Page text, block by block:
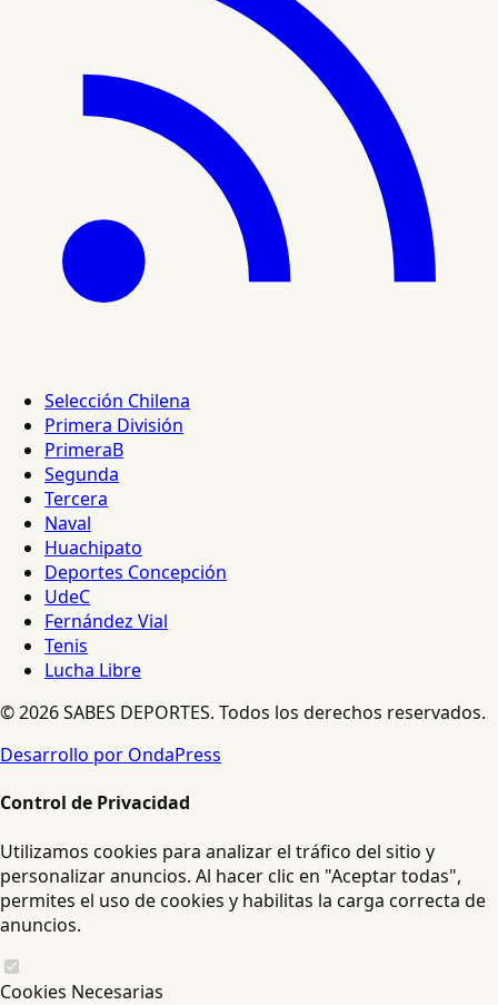
Selección Chilena
Primera División
PrimeraB
Segunda
Tercera
Naval
Huachipato
Deportes Concepción
UdeC
Fernández Vial
Tenis
Lucha Libre
© 2026 SABES DEPORTES. Todos los derechos reservados.
Desarrollo por OndaPress
Control de Privacidad
Utilizamos cookies para analizar el tráfico del sitio y
personalizar anuncios. Al hacer clic en "Aceptar todas",
permites el uso de cookies y habilitas la carga correcta de
anuncios.
Cookies Necesarias